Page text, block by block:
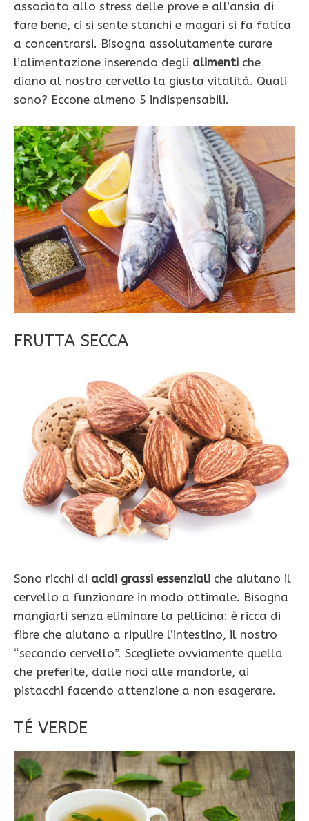
associato allo stress delle prove e all’ansia di
fare bene, ci si sente stanchi e magari si fa fatica
a concentrarsi. Bisogna assolutamente curare
l’alimentazione inserendo degli alimenti che
diano al nostro cervello la giusta vitalità. Quali
sono? Eccone almeno 5 indispensabili.
FRUTTA SECCA
Sono ricchi di acidi grassi essenziali che aiutano il
cervello a funzionare in modo ottimale. Bisogna
mangiarli senza eliminare la pellicina: è ricca di
fibre che aiutano a ripulire l’intestino, il nostro
“secondo cervello”. Scegliete ovviamente quella
che preferite, dalle noci alle mandorle, ai
pistacchi facendo attenzione a non esagerare.
TÉ VERDE